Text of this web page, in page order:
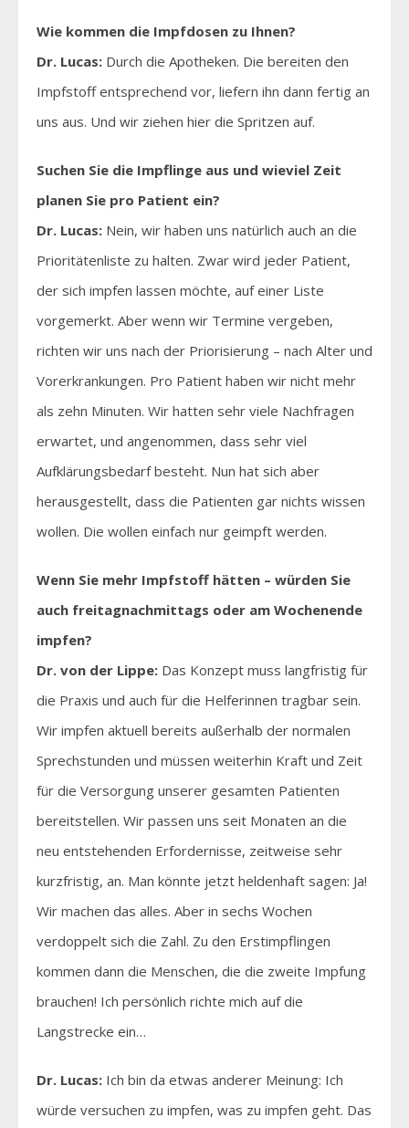
Wie kommen die Impfdosen zu Ihnen?
Dr. Lucas: Durch die Apotheken. Die bereiten den
Impfstoff entsprechend vor, liefern ihn dann fertig an
uns aus. Und wir ziehen hier die Spritzen auf.
Suchen Sie die Impflinge aus und wieviel Zeit
planen Sie pro Patient ein?
Dr. Lucas: Nein, wir haben uns natürlich auch an die
Prioritätenliste zu halten. Zwar wird jeder Patient,
der sich impfen lassen möchte, auf einer Liste
vorgemerkt. Aber wenn wir Termine vergeben,
richten wir uns nach der Priorisierung – nach Alter und
Vorerkrankungen. Pro Patient haben wir nicht mehr
als zehn Minuten. Wir hatten sehr viele Nachfragen
erwartet, und angenommen, dass sehr viel
Aufklärungsbedarf besteht. Nun hat sich aber
herausgestellt, dass die Patienten gar nichts wissen
wollen. Die wollen einfach nur geimpft werden.
Wenn Sie mehr Impfstoff hätten – würden Sie
auch freitagnachmittags oder am Wochenende
impfen?
Dr. von der Lippe: Das Konzept muss langfristig für
die Praxis und auch für die Helferinnen tragbar sein.
Wir impfen aktuell bereits außerhalb der normalen
Sprechstunden und müssen weiterhin Kraft und Zeit
für die Versorgung unserer gesamten Patienten
bereitstellen. Wir passen uns seit Monaten an die
neu entstehenden Erfordernisse, zeitweise sehr
kurzfristig, an. Man könnte jetzt heldenhaft sagen: Ja!
Wir machen das alles. Aber in sechs Wochen
verdoppelt sich die Zahl. Zu den Erstimpflingen
kommen dann die Menschen, die die zweite Impfung
brauchen! Ich persönlich richte mich auf die
Langstrecke ein…
Dr. Lucas: Ich bin da etwas anderer Meinung: Ich
würde versuchen zu impfen, was zu impfen geht. Das